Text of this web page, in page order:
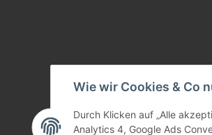
Wie wir Cookies & Co
Durch Klicken auf „Alle
Analytics 4, Google Ads